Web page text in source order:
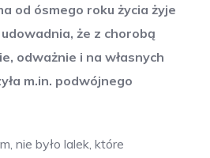
od ósmego roku życia żyje
że z chorobą
odważnie i na własnych
m.in. podwójnego
nie było lalek, które